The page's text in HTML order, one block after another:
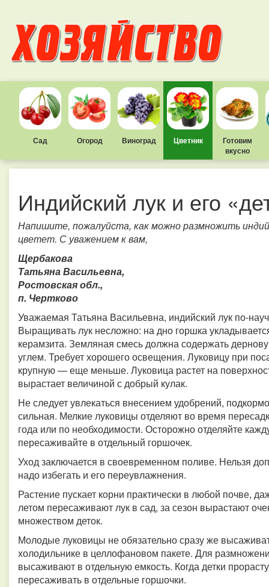
Сад Огород Виноград Цветник
Готовим
вкусно
Индийский лук и его
Напишите, пожалуйста, как можно размножить
цветет. С уважением к вам,
Щербакова
Татьяна Васильевна,
Ростовская обл.,
п. Чертково
Уважаемая Татьяна Васильевна, индийский лук по-
Выращивать лук несложно: на дно горшка
керамзита. Земляная смесь должна содержать
углем. Требует хорошего освещения. Луковицу при
крупную — еще меньше. Луковица растет на
вырастает величиной с добрый кулак.
Не следует увлекаться внесением удобрений,
сильная. Мелкие луковицы отделяют во время
года или по необходимости. Осторожно отделяйте
пересаживайте в отдельный горшочек.
Уход заключается в своевременном поливе. Нельзя
надо избегать и его переувлажнения.
Растение пускает корни практически в любой почве,
летом пересаживают лук в сад, за сезон вырастают
множеством деток.
Молодые луковицы не обязательно сразу же
холодильнике в целлофановом пакете. Для
высаживают в отдельную емкость. Когда детки
пересаживать в отдельные горшочки.